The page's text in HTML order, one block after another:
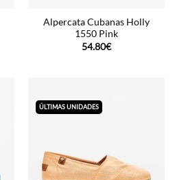
Alpercata Cubanas Holly
1550 Pink
54.80€
ÚLTIMAS UNIDADES